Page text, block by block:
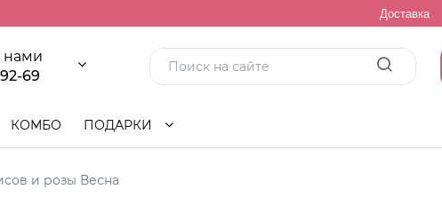
Доставка
нами
69
КОМБО ПОДАРКИ
и розы Весна